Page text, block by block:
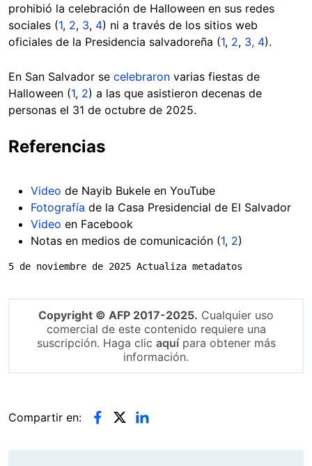
prohibió la celebración de Halloween en sus redes
sociales (1, 2, 3, 4) ni a través de los sitios web
oficiales de la Presidencia salvadoreña (1, 2, 3, 4).
En San Salvador se celebraron varias fiestas de
Halloween (1, 2) a las que asistieron decenas de
personas el 31 de octubre de 2025.
Referencias
Video de Nayib Bukele en YouTube
Fotografía de la Casa Presidencial de El Salvador
Video en Facebook
Notas en medios de comunicación (1, 2)
5 de noviembre de 2025 Actualiza metadatos
Copyright © AFP 2017-2025. Cualquier uso
comercial de este contenido requiere una
suscripción. Haga clic aquípara obtener más
información.
Compartir en: